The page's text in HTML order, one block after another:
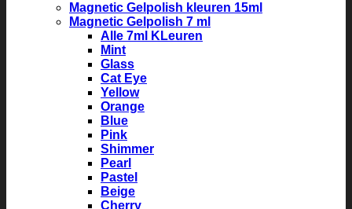
Magnetic Gelpolish kleuren 15ml
Magnetic Gelpolish 7 ml
Alle 7ml KLeuren
Mint
Glass
Cat Eye
Yellow
Orange
Blue
Pink
Shimmer
Pearl
Pastel
Beige
Cherry